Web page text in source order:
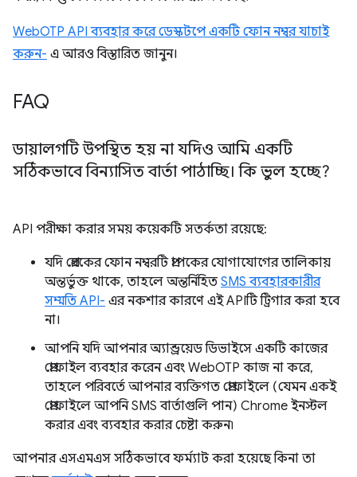
WebOTP API ব্যবহার করে ডেস্কটপে একটি ফোন নম্বর যাচাই
করুন- এ আরও বিস্তারিত জানুন।
FAQ
ডায়ালগটি উপস্থিত হয় না যদিও আমি একটি
সঠিকভাবে বিন্যাসিত বার্তা পাঠাচ্ছি। কি ভুল হচ্ছে?
API পরীক্ষা করার সময় কয়েকটি সতর্কতা রয়েছে:
যদি প্রেরকের ফোন নম্বরটি প্রাপকের যোগাযোগের তালিকায়
অন্তর্ভুক্ত থাকে, তাহলে অন্তর্নিহিত SMS ব্যবহারকারীর
সম্মতি API- এর নকশার কারণে এই APIটি ট্রিগার করা হবে
না।
আপনি যদি আপনার অ্যান্ড্রয়েড ডিভাইসে একটি কাজের
প্রোফাইল ব্যবহার করেন এবং WebOTP কাজ না করে,
তাহলে পরিবর্তে আপনার ব্যক্তিগত প্রোফাইলে (যেমন একই
প্রোফাইলে আপনি SMS বার্তাগুলি পান) Chrome ইনস্টল
করার এবং ব্যবহার করার চেষ্টা করুন৷
আপনার এসএমএস সঠিকভাবে ফর্ম্যাট করা হয়েছে কিনা তা